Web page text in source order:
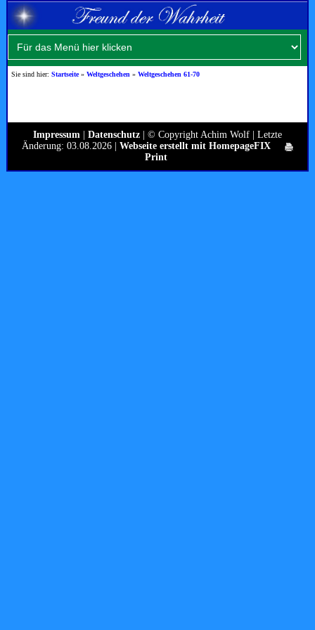
Sie sind hier:Startseite»Weltgeschehen »Weltgeschehen 61-70
Impressum Datenschutz | © Copyright Achim Wolf | Letzte
Änderung: 03.08.2026 | Webseite erstellt mit HomepageFIX
Print